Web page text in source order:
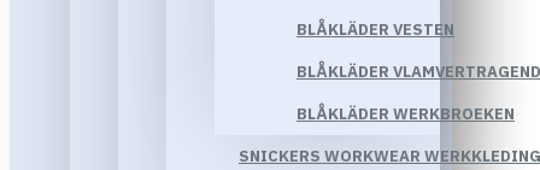
BLÅKLÄDER VESTEN
BLÅKLÄDER
BLÅKLÄDER WERKBROEKEN
SNICKERS WORKWEAR WERKKLEDING